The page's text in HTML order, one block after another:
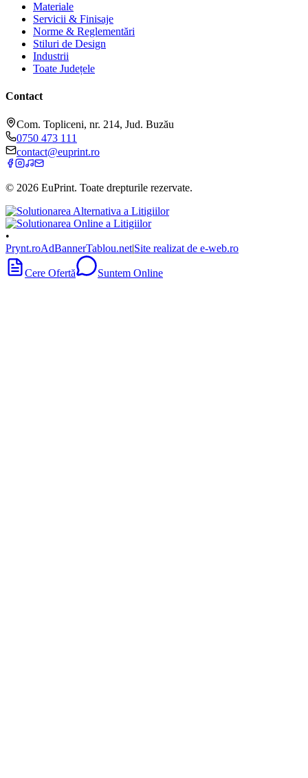
Materiale
Servicii & Finisaje
Norme & Reglementări
Stiluri de Design
Industrii
Toate Județele
Contact
Com. Topliceni, nr. 214, Jud. Buzău
0750 473 111
contact@euprint.ro
© 2026 EuPrint. Toate drepturile rezervate.
•
Prynt.roAdBannerTablou.net|Site realizat de e-web.ro
Cere Ofertă Suntem Online